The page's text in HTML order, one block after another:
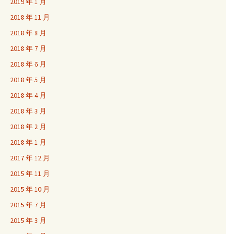
2018 年 11 月
2018 年 8 月
2018 年 7 月
2018 年 6 月
2018 年 5 月
2018 年 4 月
2018 年 3 月
2018 年 2 月
2018 年 1 月
2017 年 12 月
2015 年 11 月
2015 年 10 月
2015 年 7 月
2015 年 3 月